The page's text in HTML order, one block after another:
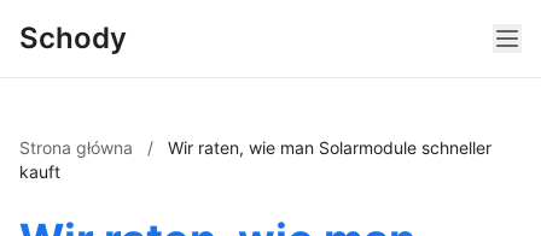
Schody
Strona główna /
Wir raten, wie man Solarmodule schneller
kauft